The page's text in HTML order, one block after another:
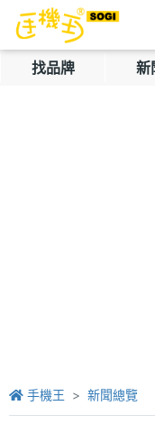
找品牌 新
手機王 新聞總覽